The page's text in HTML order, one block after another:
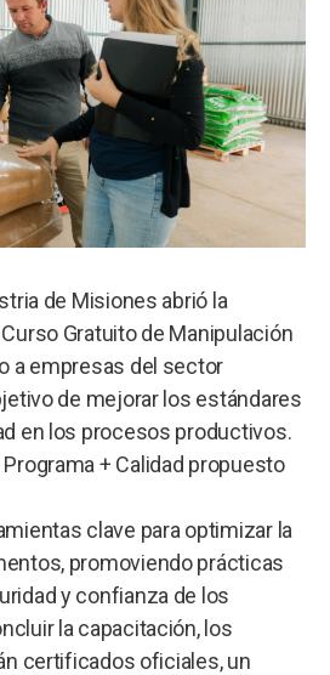
de Misiones abrió la
Gratuito de Manipulación
a empresas del sector
de mejorar los estándares
en los procesos productivos.
+ Calidad propuesto
clave para optimizar la
promoviendo prácticas
y confianza de los
la capacitación, los
certificados oficiales, un